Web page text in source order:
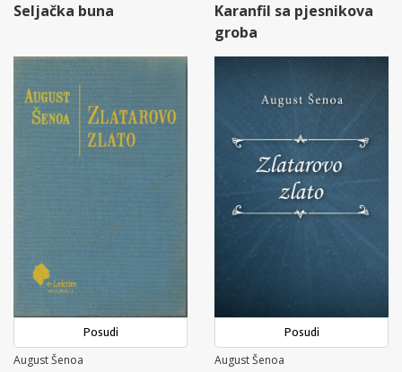
Seljačka buna
Karanfil sa pjesnikova
groba
Posudi
August Šenoa
Posudi
August Šenoa